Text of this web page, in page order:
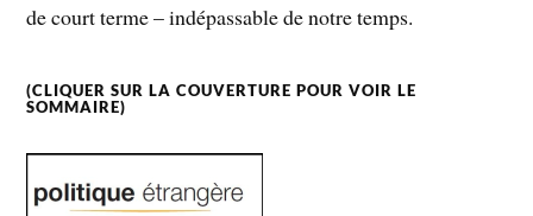
de court terme – indépassable de notre temps.
(CLIQUER SUR LA COUVERTURE POUR VOIR LE
SOMMAIRE)